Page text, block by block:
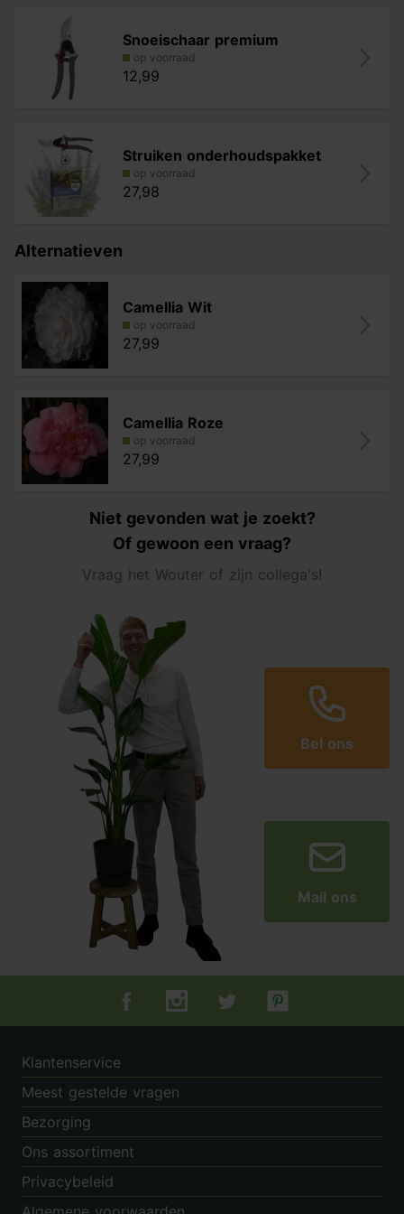
Snoeischaar premium
op voorraad
12,99
Struiken onderhoudspakket
op voorraad
27,98
Alternatieven
Camellia Wit
op voorraad
27,99
Camellia Roze
op voorraad
27,99
Niet gevonden wat je zoekt?
Of gewoon een vraag?
Vraag het Wouter of zijn collega's!
Bel ons
Mail ons
Tuincentrum.nl op Facebook
Tuincentrum.nl op Instagram
Tuincentrum.nl op Twitter
Tuincentrum.nl op
Klantenservice
Meest gestelde vragen
Bezorging
Ons assortiment
Privacybeleid